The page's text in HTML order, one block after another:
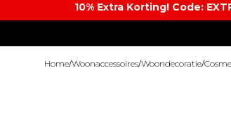
10% Extra Korting! Code:
Home/Woonaccessoires/Woondecoratie/